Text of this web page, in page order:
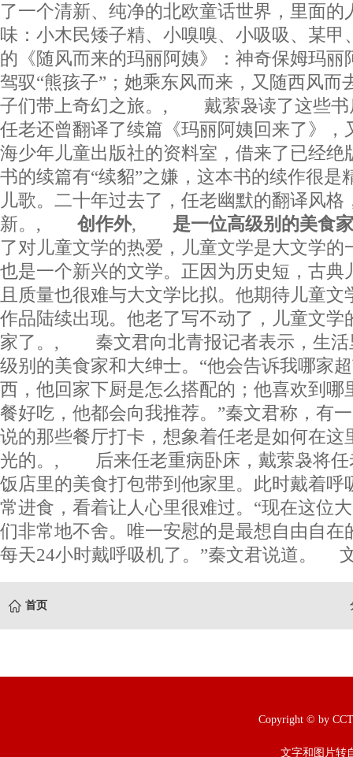
了一个清新、纯净的北欧童话世界，里面的
味：小木民矮子精、小嗅嗅、小吸吸、某
的《随风而来的玛丽阿姨》：神奇保姆玛丽
驾驭“熊孩子”；她乘东风而来，又随西风而
子们带上奇幻之旅。, 戴萦袅读了这些书
任老还曾翻译了续篇《玛丽阿姨回来了》，
海少年儿童出版社的资料室，借来了已经绝
书的续篇有“续貂”之嫌，这本书的续作很是
儿歌。二十年过去了，任老幽默的翻译风格
新。, 创作外, 是一位高级别的美食家
了对儿童文学的热爱，儿童文学是大文学的
也是一个新兴的文学。正因为历史短，古典
且质量也很难与大文学比拟。他期待儿童
作品陆续出现。他老了写不动了，儿童文学
家了。, 秦文君向北青报记者表示，生活
级别的美食家和大绅士。“他会告诉我哪家
西，他回家下厨是怎么搭配的；他喜欢到哪
餐好吃，他都会向我推荐。”秦文君称，有
说的那些餐厅打卡，想象着任老是如何在这
光的。, 后来任老重病卧床，戴萦袅将任
饭店里的美食打包带到他家里。此时戴着呼
常进食，看着让人心里很难过。“现在这位
们非常地不舍。唯一安慰的是最想自由自在
每天24小时戴呼吸机了。”秦文君说道。
首页
Copyright © by
文字和图片转